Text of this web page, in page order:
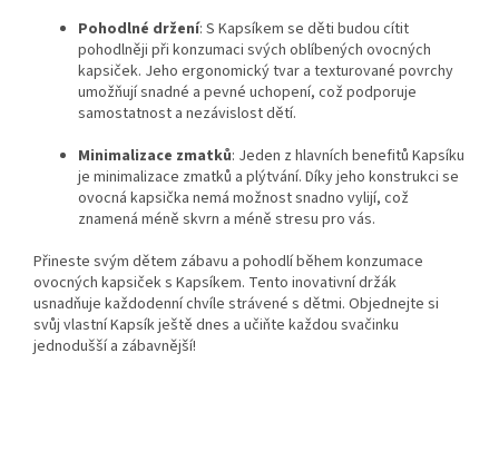
Pohodlné držení: S Kapsíkem se děti budou cítit
pohodlněji při konzumaci svých oblíbených ovocných
kapsiček. Jeho ergonomický tvar a texturované povrchy
umožňují snadné a pevné uchopení, což podporuje
samostatnost a nezávislost dětí.
Minimalizace zmatků: Jeden z hlavních benefitů Kapsíku
je minimalizace zmatků a plýtvání. Díky jeho konstrukci se
ovocná kapsička nemá možnost snadno vylijí, což
znamená méně skvrn a méně stresu pro vás.
Přineste svým dětem zábavu a pohodlí během konzumace
ovocných kapsiček s Kapsíkem. Tento inovativní držák
usnadňuje každodenní chvíle strávené s dětmi. Objednejte si
svůj vlastní Kapsík ještě dnes a učiňte každou svačinku
jednodušší a zábavnější!